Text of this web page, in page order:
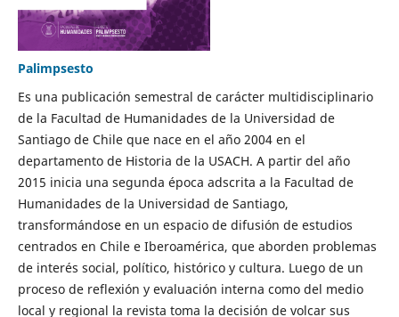
Palimpsesto
Es una publicación semestral de carácter multidisciplinario
de la Facultad de Humanidades de la Universidad de
Santiago de Chile que nace en el año 2004 en el
departamento de Historia de la USACH. A partir del año
2015 inicia una segunda época adscrita a la Facultad de
Humanidades de la Universidad de Santiago,
transformándose en un espacio de difusión de estudios
centrados en Chile e Iberoamérica, que aborden problemas
de interés social, político, histórico y cultura. Luego de un
proceso de reflexión y evaluación interna como del medio
local y regional la revista toma la decisión de volcar sus